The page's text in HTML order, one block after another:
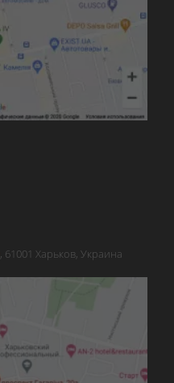
, 61001 Харьков, Украина